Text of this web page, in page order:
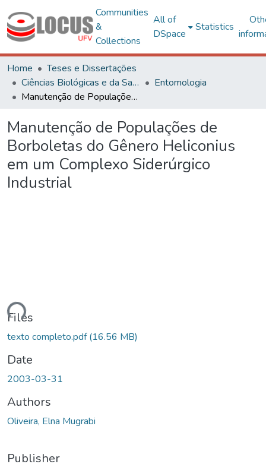
Communities
&
Collections
All of
DSpace
Statistics
Home
Teses e Dissertações
Ciências Biológicas e da Saúde
Entomologia
Manutenção de Populações de Borboletas do Gênero Heliconius em um Complexo Siderúrgico Industrial
Manutenção de Populações de
Borboletas do Gênero Heliconius
em um Complexo Siderúrgico
Industrial
Loading...
Files
texto completo.pdf(16.56 MB)
Date
2003-03-31
Authors
Oliveira, Elna Mugrabi
Publisher